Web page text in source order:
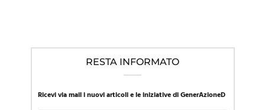
RESTA INFORMATO
Ricevi via mail i nuovi articoli e le iniziative di GenerAzioneD